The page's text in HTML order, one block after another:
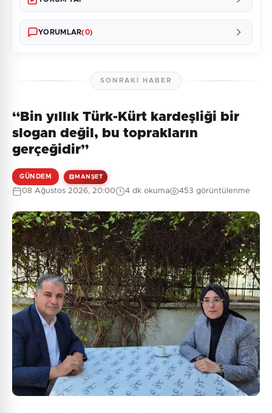
Güvenlik Sorusu:
2 + 2 = ?
Gönder
YORUMLAR(0)
Henüz yorum yapılmamış. İlk yorumu siz yapın!
SONRAKI HABER
“Bin yıllık Türk-Kürt kardeşliği bir
slogan değil, bu toprakların
gerçeğidir”
GÜNDEM MANŞET
08 Ağustos 2026, 20:00 4 dk okuma 453 görüntülenme